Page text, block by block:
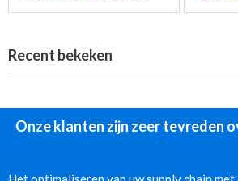
Recent bekeken
Onze klanten zijn zeer tevreden